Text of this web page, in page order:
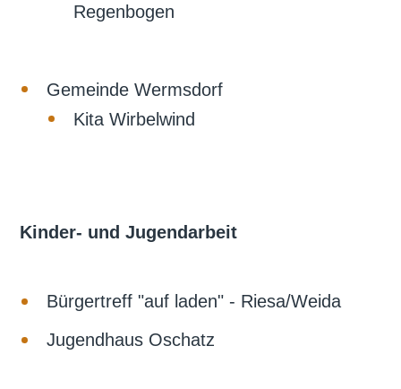
Regenbogen
Gemeinde Wermsdorf
Kita Wirbelwind
Kinder- und Jugendarbeit
Bürgertreff "auf laden" - Riesa/Weida
Jugendhaus Oschatz